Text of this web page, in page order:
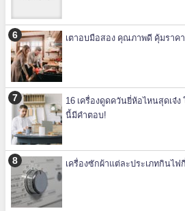
เตาอบมือสอง คุณภาพดี คุ้มราค
16 เครื่องดูดควันยี่ห้อไหนสุดเจ๋
นี้มีคำตอบ!
เครื่องซักผ้าแต่ละประเภทกินไ